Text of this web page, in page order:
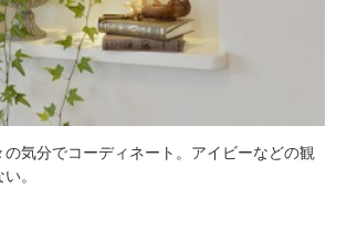
の気分でコーディネート。アイビーなどの観
。